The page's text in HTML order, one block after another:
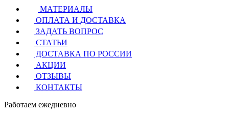
МАТЕРИАЛЫ
ОПЛАТА И ДОСТАВКА
ЗАДАТЬ ВОПРОС
СТАТЬИ
ДОСТАВКА ПО РОССИИ
АКЦИИ
ОТЗЫВЫ
КОНТАКТЫ
Работаем ежедневно